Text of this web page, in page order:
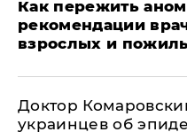
Как пережить
рекомендации
взрослых и
Доктор
украинцев об